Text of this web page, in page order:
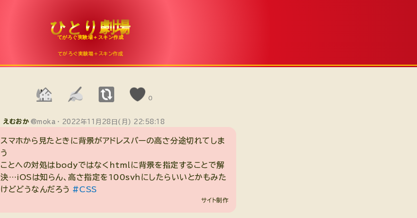
10plog
てがろぐ実験場＋スキン作成
てがろぐ実験場＋スキン作成
0
えむおか @moka 2022年11月28日(月) 22:58:18
スマホから見たときに背景がアドレスバーの高さ分途切れてしま
う
ことへの対処はbodyではなくhtmlに背景を指定することで解
決…iOSは知らん、高さ指定を100svhにしたらいいとかもみた
けどどうなんだろう #CSS
サイト制作